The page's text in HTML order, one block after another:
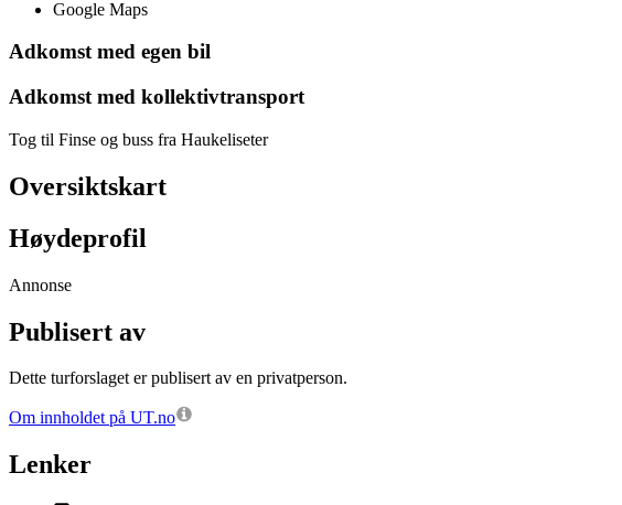
Google Maps
Adkomst med egen bil
Adkomst med kollektivtransport
Tog til Finse og buss fra Haukeliseter
Oversiktskart
Høydeprofil
Annonse
Publisert av
Dette turforslaget er publisert av en privatperson.
Om innholdet på UT.no
Lenker